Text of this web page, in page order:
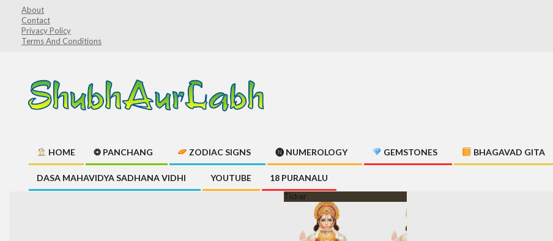
content
About
Contact
Privacy Policy
Terms And Conditions
HOME ❂ PANCHANG ZODIAC SIGNS 🅝 NUMEROLOGY GEMSTONES BHAGAVAD GITA
DASA MAHAVIDYA SADHANA VIDHI YOUTUBE 18 PURANALU
Ticker